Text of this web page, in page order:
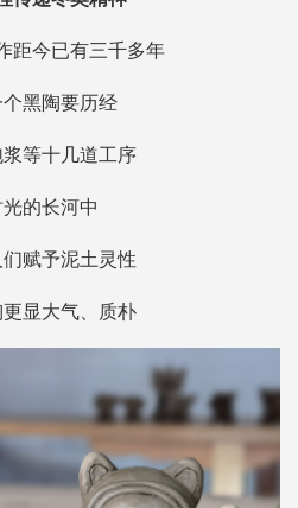
距今已有三千多年
黑陶要历经
等十几道工序
的长河中
赋予泥土灵性
显大气、质朴